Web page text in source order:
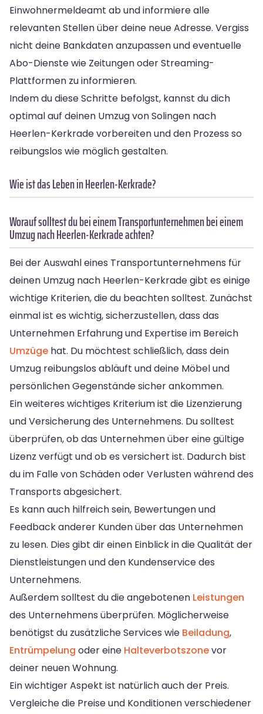
Einwohnermeldeamt ab und informiere alle
relevanten Stellen über deine neue Adresse. Vergiss
nicht deine Bankdaten anzupassen und eventuelle
Abo-Dienste wie Zeitungen oder Streaming-
Plattformen zu informieren.
Indem du diese Schritte befolgst, kannst du dich
optimal auf deinen Umzug von Solingen nach
Heerlen-Kerkrade vorbereiten und den Prozess so
reibungslos wie möglich gestalten.
Wie ist das Leben in Heerlen-Kerkrade?
Worauf solltest du bei einem Transportunternehmen bei einem
Umzug nach Heerlen-Kerkrade achten?
Bei der Auswahl eines Transportunternehmens für
deinen Umzug nach Heerlen-Kerkrade gibt es einige
wichtige Kriterien, die du beachten solltest. Zunächst
einmal ist es wichtig, sicherzustellen, dass das
Unternehmen Erfahrung und Expertise im Bereich
Umzüge hat. Du möchtest schließlich, dass dein
Umzug reibungslos abläuft und deine Möbel und
persönlichen Gegenstände sicher ankommen.
Ein weiteres wichtiges Kriterium ist die Lizenzierung
und Versicherung des Unternehmens. Du solltest
überprüfen, ob das Unternehmen über eine gültige
Lizenz verfügt und ob es versichert ist. Dadurch bist
du im Falle von Schäden oder Verlusten während des
Transports abgesichert.
Es kann auch hilfreich sein, Bewertungen und
Feedback anderer Kunden über das Unternehmen
zu lesen. Dies gibt dir einen Einblick in die Qualität der
Dienstleistungen und den Kundenservice des
Unternehmens.
Außerdem solltest du die angebotenen Leistungen
des Unternehmens überprüfen. Möglicherweise
benötigst du zusätzliche Services wie Beiladung,
Entrümpelung oder eine Halteverbotszonevor
deiner neuen Wohnung.
Ein wichtiger Aspekt ist natürlich auch der Preis.
Vergleiche die Preise und Konditionen verschiedener